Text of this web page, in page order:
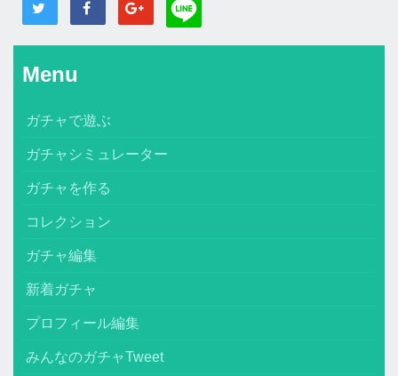
Menu
ガチャで遊ぶ
ガチャシミュレーター
ガチャを作る
コレクション
ガチャ編集
新着ガチャ
プロフィール編集
みんなのガチャTweet